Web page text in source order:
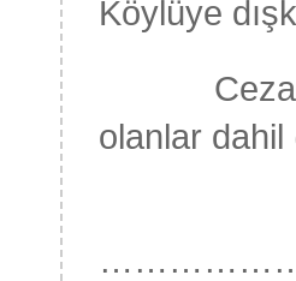
Köylüye
Ceza
olanlar